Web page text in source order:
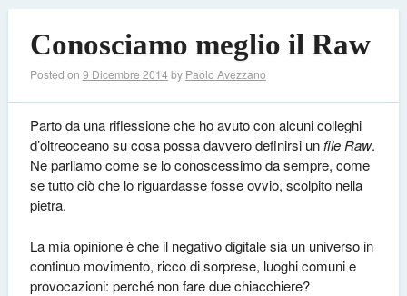
Conosciamo meglio il Raw
Posted on 9 Dicembre 2014by Paolo Avezzano
Parto da una riflessione che ho avuto con alcuni colleghi
d’oltreoceano su cosa possa davvero definirsi unfile Raw.
Ne parliamo come se lo conoscessimo da sempre, come
se tutto ciò che lo riguardasse fosse ovvio, scolpito nella
pietra.
La mia opinione è che il negativo digitale sia un universo in
continuo movimento, ricco di sorprese, luoghi comuni e
provocazioni: perché non fare due chiacchiere?